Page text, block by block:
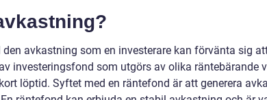
avkastning som en investerare kan förvänta sig
investeringsfond som utgörs av olika räntebärande
löptid. Syftet med en räntefond är att generera